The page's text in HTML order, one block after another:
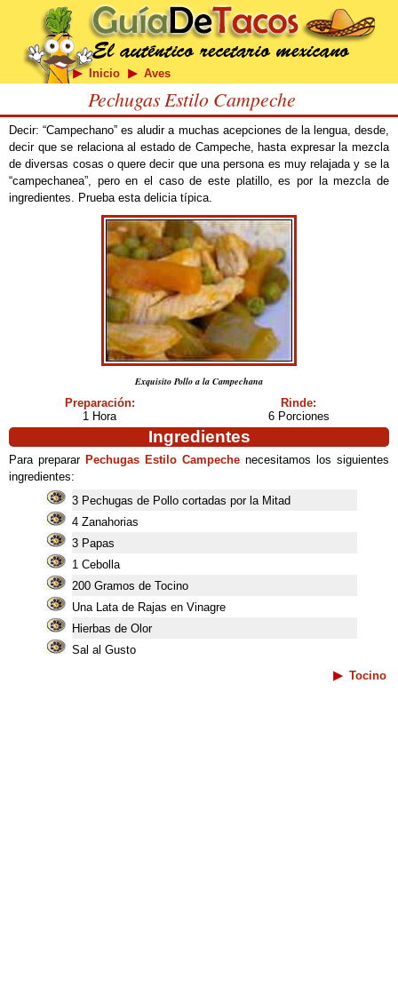
Inicio Aves
Pechugas Estilo Campeche
Decir: “Campechano” es aludir a muchas acepciones de la lengua, desde,
decir que se relaciona al estado de Campeche, hasta expresar la mezcla
de diversas cosas o quere decir que una persona es muy relajada y se la
“campechanea”, pero en el caso de este platillo, es por la mezcla de
ingredientes. Prueba esta delicia típica.
Exquisito Pollo a la Campechana
Preparación:
1 Hora
Rinde:
6 Porciones
Ingredientes
Para preparar Pechugas Estilo Campeche necesitamos los siguientes
ingredientes:
3 Pechugas de Pollo cortadas por la Mitad
4 Zanahorias
3 Papas
1 Cebolla
200 Gramos de Tocino
Una Lata de Rajas en Vinagre
Hierbas de Olor
Sal al Gusto
Tocino